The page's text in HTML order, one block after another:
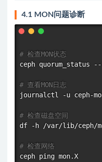
4.1 MON问题诊断
# 检查MON状态
ceph quorum_status
# 查看MON日志
journalctl -u ceph-
# 检查磁盘空间
df -h /var/lib/ceph/
# 检查网络
ceph ping